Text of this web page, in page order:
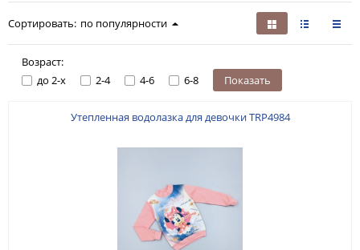
Сортировать: по популярности
Возраст:
до 2-х
2-4 4-6 6-8 Показать
Утепленная водолазка для девочки TRP4984